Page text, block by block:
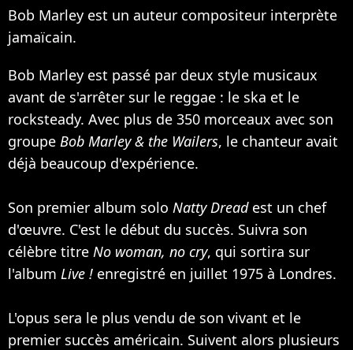
Bob Marley est un auteur compositeur interprète
jamaïcain.
Bob Marley est passé par deux style musicaux
avant de s'arrêter sur le reggae : le ska et le
rocksteady. Avec plus de 350 morceaux avec son
groupe Bob Marley & the Wailers, le chanteur avait
déjà beaucoup d'expérience.
Son premier album solo Natty Dreadest un chef
d'œuvre. C'est le début du succès. Suivra son
célèbre titre No woman, no cry, qui sortira sur
l'album Live ! enregistré en juillet 1975 à Londres.
L'opus sera le plus vendu de son vivant et le
premier succès américain. Suivent alors plusieurs